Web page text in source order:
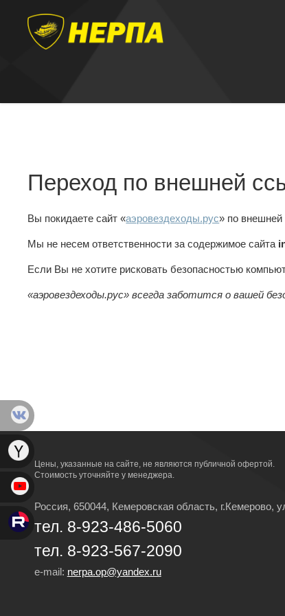
Переход по внешней
Вы покидаете сайт «аэровездеходы.рус» по
Мы не несем ответственности за содержимое сайта
Если Вы не хотите рисковать безопасностью
«аэровездеходы.рус» всегда заботится о вашей
Цены, указанные на сайте, не являются публичной офертой.
Стоимость уточняйте у менеджера.
Россия, 650044, Кемеровская область, г.Кемерово,
тел. 8-923-486-5060
тел. 8-923-567-2090
e-mail: nerpa.op@yandex.ru